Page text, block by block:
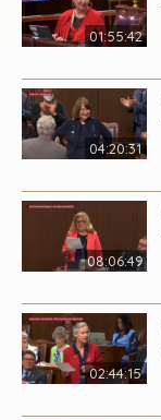
01:55:42
04:20:31
08:06:49
02:44:15